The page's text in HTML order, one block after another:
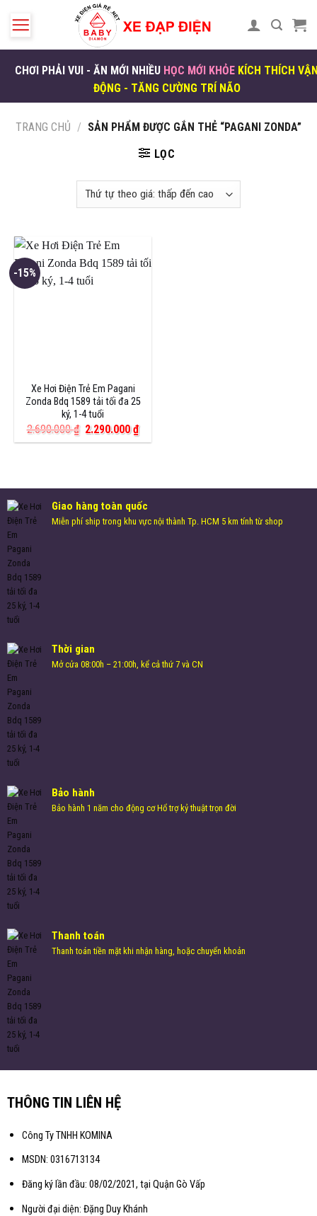
CHƠI PHẢI VUI - ĂN MỚI NHIỀU HỌC MỚI KHỎE KÍCH THÍCH
ĐỘNG - TĂNG CƯỜNG TRÍ NÃO
TRANG CHỦ / SẢN PHẨM ĐƯỢC GẮN THẺ “PAGANI ZONDA”
LỌC
-15%
Xe Hơi Điện Trẻ Em Pagani
Zonda Bdq 1589 tải tối đa 25
ký, 1-4 tuổi
2.690.000₫ Giá
gốc
2.290.000₫Giá
hiện
Giao hàng toàn quốc
Miễn phí ship trong khu vực nội thành Tp. HCM 5 km tính từ shop
Thời gian
Mở cửa 08:00h – 21:00h, kể cả thứ 7 và CN
Bảo hành
Bảo hành 1 năm cho động cơ Hổ trợ kỷ thuật trọn đời
Thanh toán
Thanh toán tiền mặt khi nhận hàng, hoặc chuyển khoản
THÔNG TIN LIÊN HỆ
Công Ty TNHH KOMINA
MSDN: 0316713134
Đăng ký lần đầu: 08/02/2021, tại Quận Gò Vấp
Người đại diện: Đặng Duy Khánh